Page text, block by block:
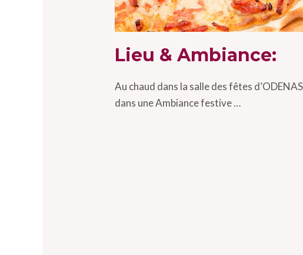
Lieu & Ambiance:
Au chaud dans la salle des fêtes
dans une Ambiance festive …